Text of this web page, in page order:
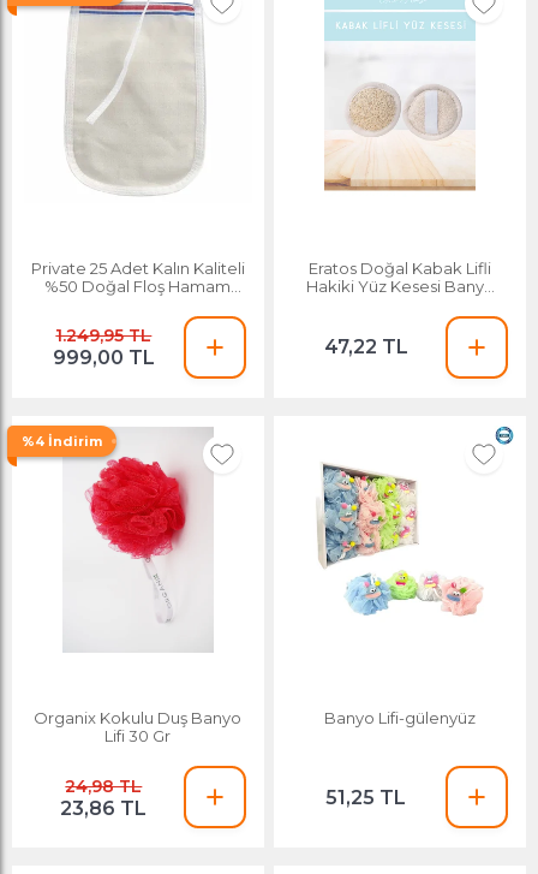
Private 25 Adet Kalın Kaliteli
%50 Doğal Floş Hamam
1.249,95 TL
999,00 TL
Eratos Doğal Kabak Lifli
Hakiki Yüz Kesesi Banyo
47,22 TL
%4 İndirim
Organix Kokulu Duş Banyo
Lifi 30 Gr
24,98 TL
23,86 TL
Banyo Lifi-gülenyüz
51,25 TL